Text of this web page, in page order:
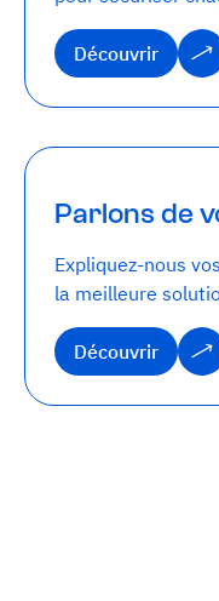
Découvrir
Découvrir
Parlons de
Expliquez-nous
la meilleure
Découvrir
Découvrir